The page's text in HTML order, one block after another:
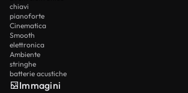
chiavi
pianoforte
Cinematica
Smooth
elettronica
Ambiente
stringhe
batterie acustiche
Immagini